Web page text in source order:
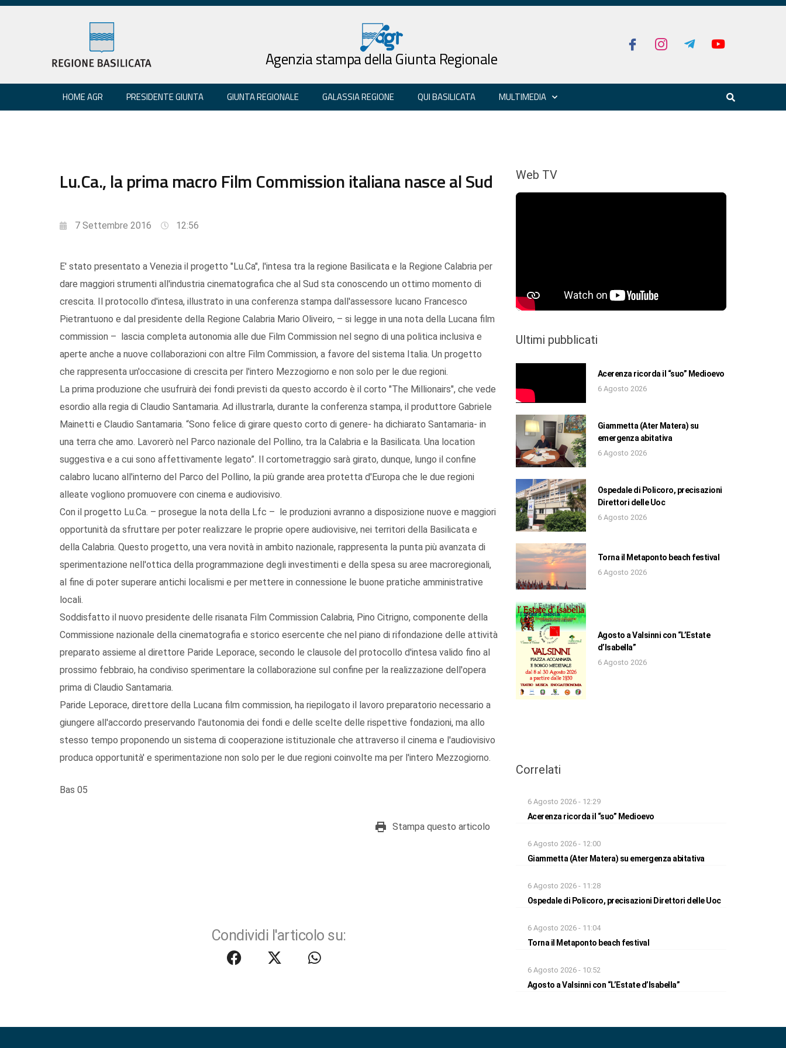
Agenzia stampa della Giunta Regionale
HOME AGR PRESIDENTE GIUNTA GIUNTA REGIONALE GALASSIA REGIONE QUI BASILICATA MULTIMEDIA
Lu.Ca., la prima macro Film Commission italiana nasce al Sud
7 Settembre 2016 12:56
E' stato presentato a Venezia il progetto "Lu.Ca", l'intesa tra la regione Basilicata e la Regione Calabria per
dare maggiori strumenti all'industria cinematografica che al Sud sta conoscendo un ottimo momento di
crescita. Il protocollo d'intesa, illustrato in una conferenza stampa dall'assessore lucano Francesco
Pietrantuono e dal presidente della Regione Calabria Mario Oliveiro, – si legge in una nota della Lucana film
commission – lascia completa autonomia alle due Film Commission nel segno di una politica inclusiva e
aperte anche a nuove collaborazioni con altre Film Commission, a favore del sistema Italia. Un progetto
che rappresenta un'occasione di crescita per l'intero Mezzogiorno e non solo per le due regioni.
La prima produzione che usufruirà dei fondi previsti da questo accordo è il corto "The Millionairs", che vede
esordio alla regia di Claudio Santamaria. Ad illustrarla, durante la conferenza stampa, il produttore Gabriele
Mainetti e Claudio Santamaria. “Sono felice di girare questo corto di genere- ha dichiarato Santamaria- in
una terra che amo. Lavorerò nel Parco nazionale del Pollino, tra la Calabria e la Basilicata. Una location
suggestiva e a cui sono affettivamente legato”. Il cortometraggio sarà girato, dunque, lungo il confine
calabro lucano all'interno del Parco del Pollino, la più grande area protetta d'Europa che le due regioni
alleate vogliono promuovere con cinema e audiovisivo.
Con il progetto Lu.Ca. – prosegue la nota della Lfc – le produzioni avranno a disposizione nuove e maggiori
opportunità da sfruttare per poter realizzare le proprie opere audiovisive, nei territori della Basilicata e
della Calabria. Questo progetto, una vera novità in ambito nazionale, rappresenta la punta più avanzata di
sperimentazione nell'ottica della programmazione degli investimenti e della spesa su aree macroregionali,
al fine di poter superare antichi localismi e per mettere in connessione le buone pratiche amministrative
locali.
Soddisfatto il nuovo presidente delle risanata Film Commission Calabria, Pino Citrigno, componente della
Commissione nazionale della cinematografia e storico esercente che nel piano di rifondazione delle attività
preparato assieme al direttore Paride Leporace, secondo le clausole del protocollo d'intesa valido fino al
prossimo febbraio, ha condiviso sperimentare la collaborazione sul confine per la realizzazione dell'opera
prima di Claudio Santamaria.
Paride Leporace, direttore della Lucana film commission, ha riepilogato il lavoro preparatorio necessario a
giungere all'accordo preservando l'autonomia dei fondi e delle scelte delle rispettive fondazioni, ma allo
stesso tempo proponendo un sistema di cooperazione istituzionale che attraverso il cinema e l'audiovisivo
produca opportunità' e sperimentazione non solo per le due regioni coinvolte ma per l'intero Mezzogiorno.
Bas 05
Stampa questo articolo
Condividi l'articolo su:
Web TV
Ultimi pubblicati
Acerenza ricorda il “suo” Medioevo
6 Agosto 2026
Giammetta (Ater Matera) su
emergenza abitativa
6 Agosto 2026
Ospedale di Policoro, precisazioni
Direttori delle Uoc
6 Agosto 2026
Torna il Metaponto beach festival
6 Agosto 2026
Agosto a Valsinni con “L’Estate
d’Isabella”
6 Agosto 2026
Correlati
6 Agosto 2026 - 12:29
Acerenza ricorda il “suo” Medioevo
6 Agosto 2026 - 12:00
Giammetta (Ater Matera) su emergenza abitativa
6 Agosto 2026 - 11:28
Ospedale di Policoro, precisazioni Direttori delle Uoc
6 Agosto 2026 - 11:04
Torna il Metaponto beach festival
6 Agosto 2026 - 10:52
Agosto a Valsinni con “L’Estate d’Isabella”